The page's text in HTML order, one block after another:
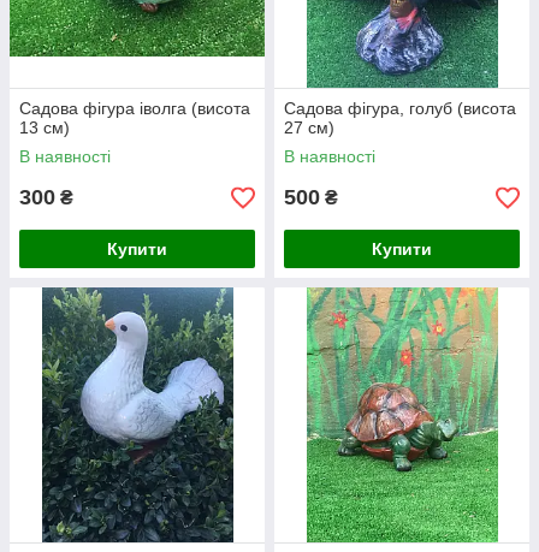
Садова фігура іволга (висота
13 см)
В наявності
300 ₴
Купити
Садова фігура, голуб (висота
27 см)
В наявності
500 ₴
Купити